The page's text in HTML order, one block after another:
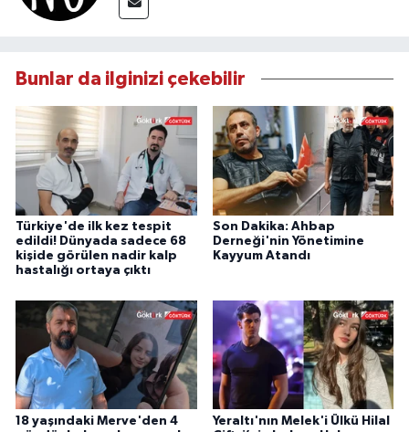
Bunlar da ilginizi çekebilir
Türkiye'de ilk kez tespit
edildi! Dünyada sadece 68
kişide görülen nadir kalp
hastalığı ortaya çıktı
Son Dakika: Ahbap
Derneği'nin Yönetimine
Kayyum Atandı
18 yaşındaki Merve'den 4
Yeraltı'nın Melek'i Ülkü Hilal